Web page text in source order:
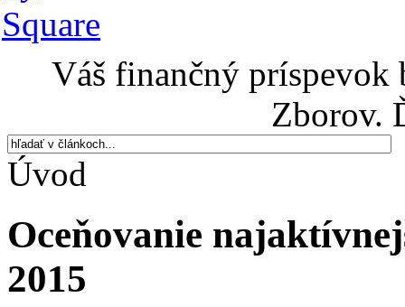
Váš finančný príspevok
Zborov.
Úvod
Oceňovanie
2015